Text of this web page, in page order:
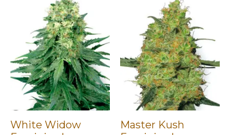
era:
25,00€.
es:
19,00€.
White Widow
Master Kush